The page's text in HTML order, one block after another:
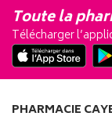
Toute la
Télécharger
PHARMACIE